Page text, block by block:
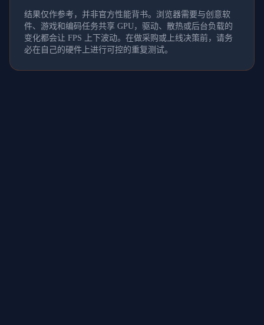
结果仅作参考，并非官方性能背书。浏览器需要与创意软
件、游戏和编码任务共享 GPU，驱动、散热或后台负载的
变化都会让 FPS 上下波动。在做采购或上线决策前，请务
必在自己的硬件上进行可控的重复测试。